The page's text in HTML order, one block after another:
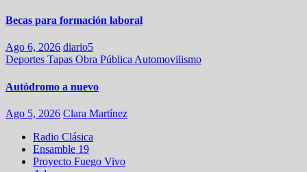
Becas para formación laboral
Ago 6, 2026 diario5
Deportes Tapas Obra PúblicaAutomovilismo
Autódromo a nuevo
Ago 5, 2026 Clara Martínez
Radio Clásica
Ensamble 19
Proyecto Fuego Vivo